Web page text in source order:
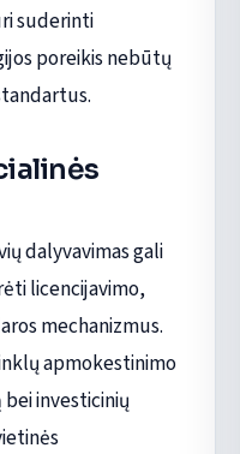
suderinti
poreikis nebūtų
dalyvavimas gali
licencijavimo,
mechanizmus.
apmokestinimo
investicinių